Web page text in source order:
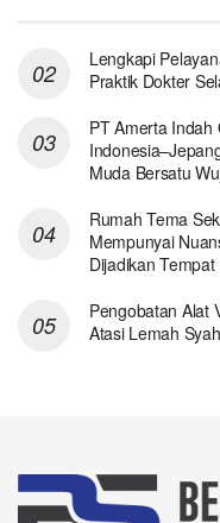
Lengkapi
Praktik Dokter
PT Amerta Indah
Muda Bersatu
Rumah Tema
Mempunyai
Dijadikan Tempat
Pengobatan Alat
Atasi Lemah